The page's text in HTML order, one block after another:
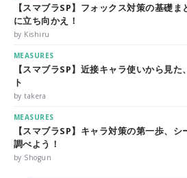
【スマブラSP】フォックス対策の基礎
に立ち向かえ！
by Kishiru
MEASURES
【スマブラSP】近接キャラ使いから見
ト
by takera
MEASURES
【スマブラSP】キャラ対策の第一歩、
調べよう！
by Shogun